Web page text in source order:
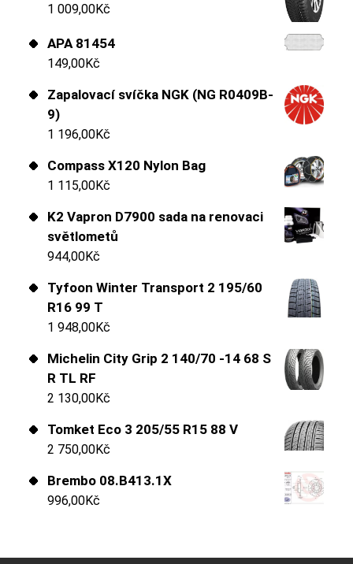
1 009,00Kč
APA 81454
149,00Kč
Zapalovací svíčka NGK (NG R0409B-
9)
1 196,00Kč
Compass X120 Nylon Bag
1 115,00Kč
K2 Vapron D7900 sada na renovaci
světlometů
944,00Kč
Tyfoon Winter Transport 2 195/60
R16 99 T
1 948,00Kč
Michelin City Grip 2 140/70 -14 68 S
R TL RF
2 130,00Kč
Tomket Eco 3 205/55 R15 88 V
2 750,00Kč
Brembo 08.B413.1X
996,00Kč